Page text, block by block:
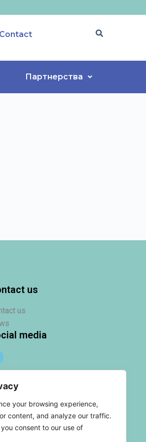
your browsing experience,
content, and analyze our traffic.
consent to our use of
Contact
Партнерства
us
us
media